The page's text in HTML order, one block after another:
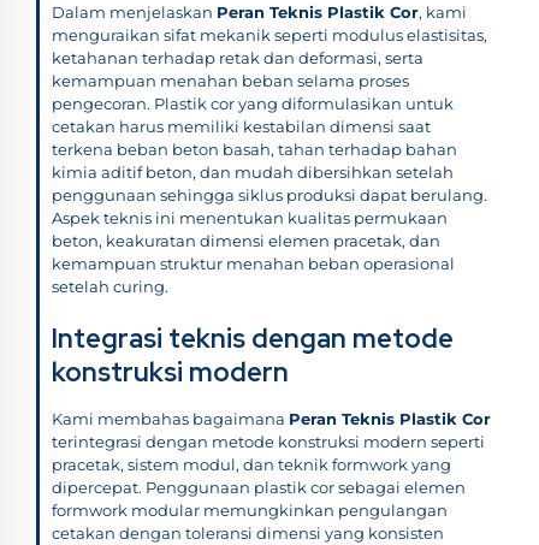
Dalam menjelaskan Peran Teknis Plastik Cor, kami
menguraikan sifat mekanik seperti modulus elastisitas,
ketahanan terhadap retak dan deformasi, serta
kemampuan menahan beban selama proses
pengecoran. Plastik cor yang diformulasikan untuk
cetakan harus memiliki kestabilan dimensi saat
terkena beban beton basah, tahan terhadap bahan
kimia aditif beton, dan mudah dibersihkan setelah
penggunaan sehingga siklus produksi dapat berulang.
Aspek teknis ini menentukan kualitas permukaan
beton, keakuratan dimensi elemen pracetak, dan
kemampuan struktur menahan beban operasional
setelah curing.
Integrasi teknis dengan metode
konstruksi modern
Kami membahas bagaimana Peran Teknis Plastik Cor
terintegrasi dengan metode konstruksi modern seperti
pracetak, sistem modul, dan teknik formwork yang
dipercepat. Penggunaan plastik cor sebagai elemen
formwork modular memungkinkan pengulangan
cetakan dengan toleransi dimensi yang konsisten